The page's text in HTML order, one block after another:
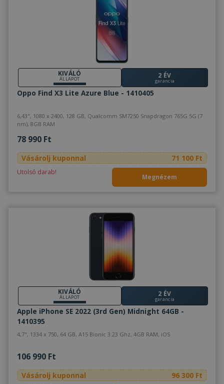
KIVÁLÓ
ÁLLAPOT 2 ÉV
garancia
Oppo Find X3 Lite Azure Blue - 1410405
6,43", 1080 x 2400, 128 GB, Qualcomm SM7250 Snapdragon 765G 5G (7
nm), 8GB RAM
78 990 Ft
Vásárolj kuponnal 71 100 Ft
Utolsó darab!
Megnézem
KIVÁLÓ
ÁLLAPOT 2 ÉV
garancia
Apple iPhone SE 2022 (3rd Gen) Midnight 64GB -
1410395
4,7", 1334 x 750, 64 GB, A15 Bionic 3.23 Ghz, 4GB RAM, iOS
106 990 Ft
Vásárolj kuponnal 96 300 Ft